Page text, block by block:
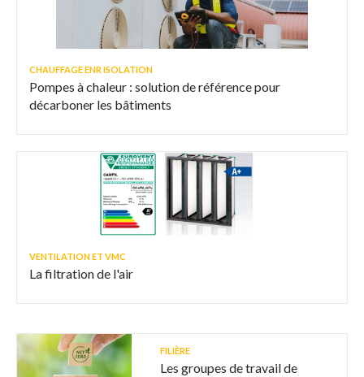
CHAUFFAGE ENR ISOLATION
Pompes à chaleur : solution de référence pour
décarboner les bâtiments
VENTILATION ET VMC
La filtration de l'air
FILIÈRE
Les groupes de travail de